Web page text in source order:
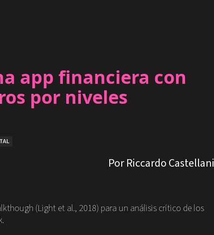
app financiera con
por niveles
Por Riccardo Castellani
(Light et al., 2018) para un análisis crítico de los